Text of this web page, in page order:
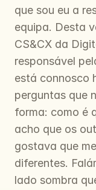
que sou eu a
equipa. Desta
CS&CX da
responsável
está connosco
perguntas que
forma: como é
acho que os
gostava que
diferentes.
lado sombra